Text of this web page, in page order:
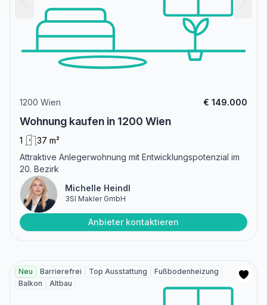
1200 Wien € 149.000
Wohnung kaufen in 1200 Wien
1
37 m²
Attraktive Anlegerwohnung mit Entwicklungspotenzial im
20. Bezirk
Michelle Heindl
3SI Makler GmbH
Anbieter kontaktieren
Neu Barrierefrei Top Ausstattung
Fußbodenheizung
Balkon
Altbau